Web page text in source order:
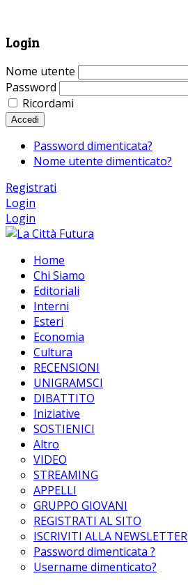
Login
Nome utente
Password
Ricordami
Accedi
Password dimenticata?
Nome utente dimenticato?
Registrati
Login
Login
Home
Chi Siamo
Editoriali
Interni
Esteri
Economia
Cultura
RECENSIONI
UNIGRAMSCI
DIBATTITO
Iniziative
SOSTIENICI
Altro
VIDEO
STREAMING
APPELLI
GRUPPO GIOVANI
REGISTRATI AL SITO
ISCRIVITI ALLA NEWSLETTER
Password dimenticata ?
Username dimenticato?